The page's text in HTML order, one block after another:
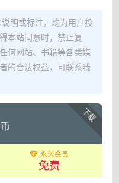
明或标注，均为用户投
本站同意时，禁止复
何网站、书籍等各类媒
的合法权益，可联系我
下载
永久会员
免费